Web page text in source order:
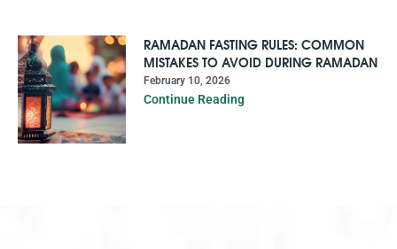
RAMADAN FASTING RULES: COMMON
MISTAKES TO AVOID DURING RAMADAN
February 10, 2026
Continue Reading